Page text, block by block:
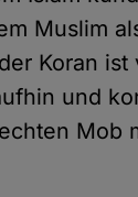
Muslim
Koran
und
Mob